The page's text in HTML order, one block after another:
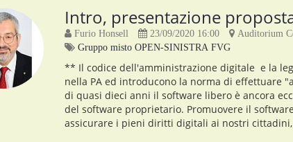
Intro, presentazione
Furio Honsell 23/09/2020 16:00
Auditorium
Gruppo misto OPEN-SINISTRA FVG
** Il codice dell'amministrazione digitale e la
nella PA ed introducono la norma di effettuare
di quasi dieci anni il software libero è ancora
del software proprietario. Promuovere il
assicurare i pieni diritti digitali ai nostri